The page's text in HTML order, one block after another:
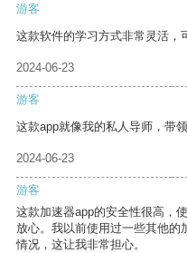
游客
这款软件的学习方式非常灵活，
2024-06-23
游客
这款app就像我的私人导师，带
2024-06-23
游客
这款加速器app的安全性很高，
放心。我以前使用过一些其他的
情况，这让我非常担心。